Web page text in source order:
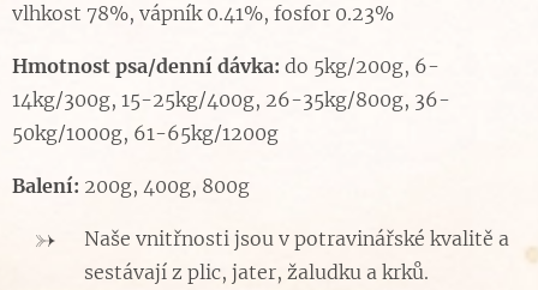
vlhkost 78%, vápník 0.41%, fosfor 0.23%
Hmotnost psa/denní dávka: do 5kg/200g, 6-
14kg/300g, 15-25kg/400g, 26-35kg/800g, 36-
50kg/1000g, 61-65kg/1200g
Balení: 200g, 400g, 800g
Naše vnitřnosti jsou v potravinářské kvalitě a
sestávají z plic, jater, žaludku a krků.